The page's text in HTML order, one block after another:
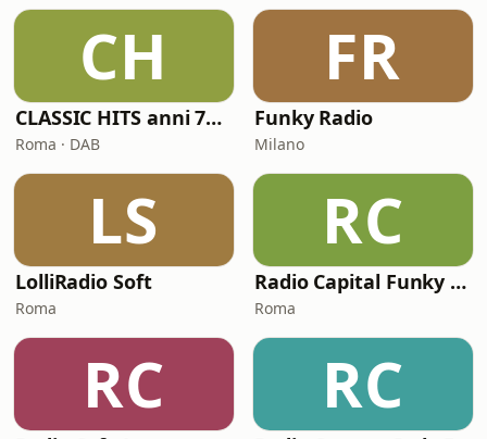
CH
CLASSIC HITS anni 70 80 90
Roma · DAB
FR
Funky Radio
Milano
LS
LolliRadio Soft
Roma
RC
Radio Capital Funky Town
Roma
RC RC